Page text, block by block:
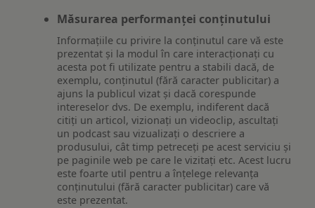
Măsurarea performanței conținutului
Informațiile cu privire la conținutul care vă este
prezentat și la modul în care interacționați cu
acesta pot fi utilizate pentru a stabili dacă, de
exemplu, conținutul (fără caracter publicitar) a
ajuns la publicul vizat și dacă corespunde
intereselor dvs. De exemplu, indiferent dacă
citiți un articol, vizionați un videoclip, ascultați
un podcast sau vizualizați o descriere a
produsului, cât timp petreceți pe acest serviciu și
pe paginile web pe care le vizitați etc. Acest lucru
este foarte util pentru a înțelege relevanța
conținutului (fără caracter publicitar) care vă
este prezentat.